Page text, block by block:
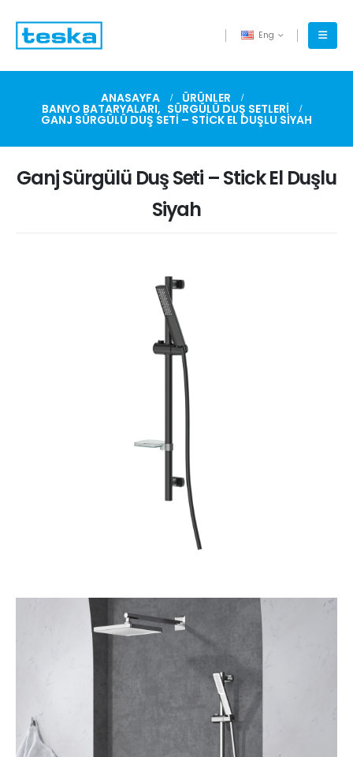
Eng
ANASAYFA ÜRÜNLER
BANYO BATARYALARI, SÜRGÜLÜ DUŞ SETLERI
GANJ SÜRGÜLÜ DUŞ SETI – STICK EL DUŞLU SIYAH
Ganj Sürgülü Duş Seti – Stick El Duşlu
Siyah